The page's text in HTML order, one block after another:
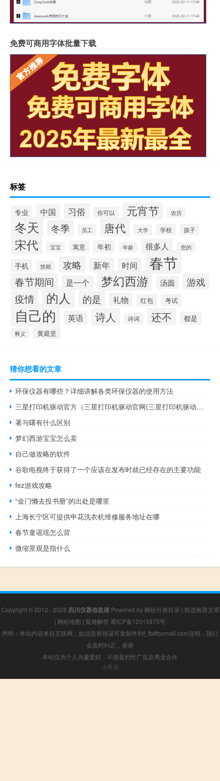
免费可商用字体批量下载
标签
专业 中国 习俗 你可以 元宵节 农历
冬天 冬季 员工 唐代 大学 学校 孩子
宋代 宝宝 寓意 年初 年龄 很多人 您的
手机 技能 攻略 新年 时间 春节
春节期间 是一个 梦幻西游 汤圆 游戏
疫情 的人 的是 礼物 红包 考试
自己的 英语 诗人 诗词 还不 都是
释义 黄庭坚
猜你想看的文章
环保仪器有哪些？详细讲解各类环保仪器的使用方法
三星打印机驱动官方（三星打印机驱动官网(三星打印机驱动官网是多少)）
署与曙有什么区别
梦幻西游宝宝怎么卖
自己做攻略的软件
谷歌电视终于获得了一个应该在发布时就已经存在的主要功能
fez游戏攻略
“金门懒去投书册”的出处是哪里
上海长宁区可提供申花洗衣机维修服务地址在哪
春节童谣瑶怎么背
微缩景观是指什么
Copyright © 2012 - 2026 四川仪器信息港Powered by 网站分类目录 | 精选推荐文章
| 网站地图 | 疑难解答 蜀ICP备12015873号
声明：本站内容来自互联网，如信息有错误可发邮件到f_fb#foxmail.com说明，我们
会及时纠正，谢谢
本站仅为个人兴趣爱好，不接盈利性广告及商业合作
小男孩